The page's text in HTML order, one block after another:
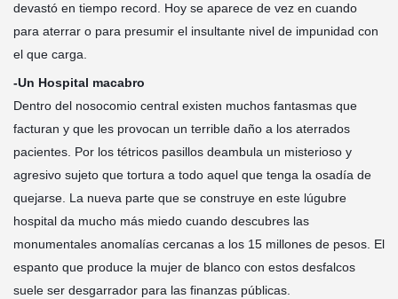
devastó en tiempo record. Hoy se aparece de vez en cuando
para aterrar o para presumir el insultante nivel de impunidad con
el que carga.
-Un Hospital macabro
Dentro del nosocomio central existen muchos fantasmas que
facturan y que les provocan un terrible daño a los aterrados
pacientes. Por los tétricos pasillos deambula un misterioso y
agresivo sujeto que tortura a todo aquel que tenga la osadía de
quejarse. La nueva parte que se construye en este lúgubre
hospital da mucho más miedo cuando descubres las
monumentales anomalías cercanas a los 15 millones de pesos. El
espanto que produce la mujer de blanco con estos desfalcos
suele ser desgarrador para las finanzas públicas.